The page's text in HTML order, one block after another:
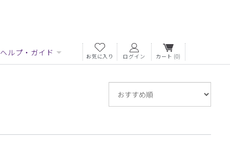
ヘルプ・ガイド お気に入り ログイン カート (0)
替